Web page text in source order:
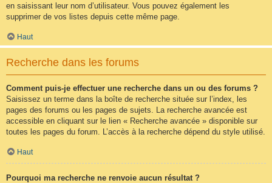
en saisissant leur nom d’utilisateur. Vous pouvez également les
supprimer de vos listes depuis cette même page.
Haut
Recherche dans les forums
Comment puis-je effectuer une recherche dans un ou des forums ?
Saisissez un terme dans la boîte de recherche située sur l’index, les
pages des forums ou les pages de sujets. La recherche avancée est
accessible en cliquant sur le lien « Recherche avancée » disponible sur
toutes les pages du forum. L’accès à la recherche dépend du style utilisé.
Haut
Pourquoi ma recherche ne renvoie aucun résultat ?